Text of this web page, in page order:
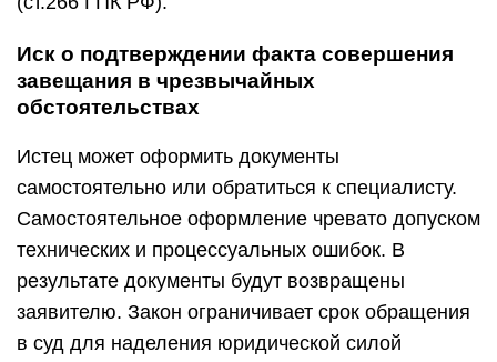
Иск о подтверждении факта совершения
завещания в чрезвычайных
обстоятельствах
Истец может оформить документы
самостоятельно или обратиться к специалисту.
Самостоятельное оформление чревато допуском
технических и процессуальных ошибок. В
результате документы будут возвращены
заявителю. Закон ограничивает срок обращения
в суд для наделения юридической силой